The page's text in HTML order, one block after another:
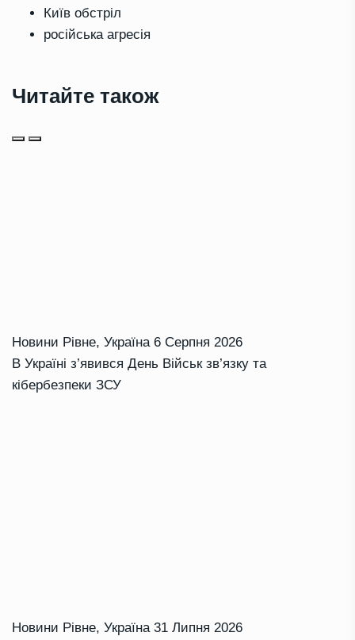
Київ обстріл
російська агресія
Читайте також
Новини Рівне, Україна 6 Серпня 2026
В Україні з’явився День Військ зв’язку та
кібербезпеки ЗСУ
Новини Рівне, Україна 31 Липня 2026